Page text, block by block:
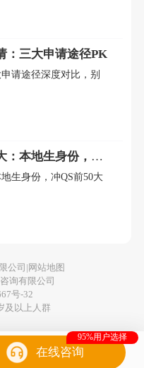
：三大申请途径PK
请途径深度对比，别
：本地生身份，冲
生身份，冲QS前50大
公司| 网站地图
询有限公司
号-32
及以上人群
在线咨询
95%用户选择